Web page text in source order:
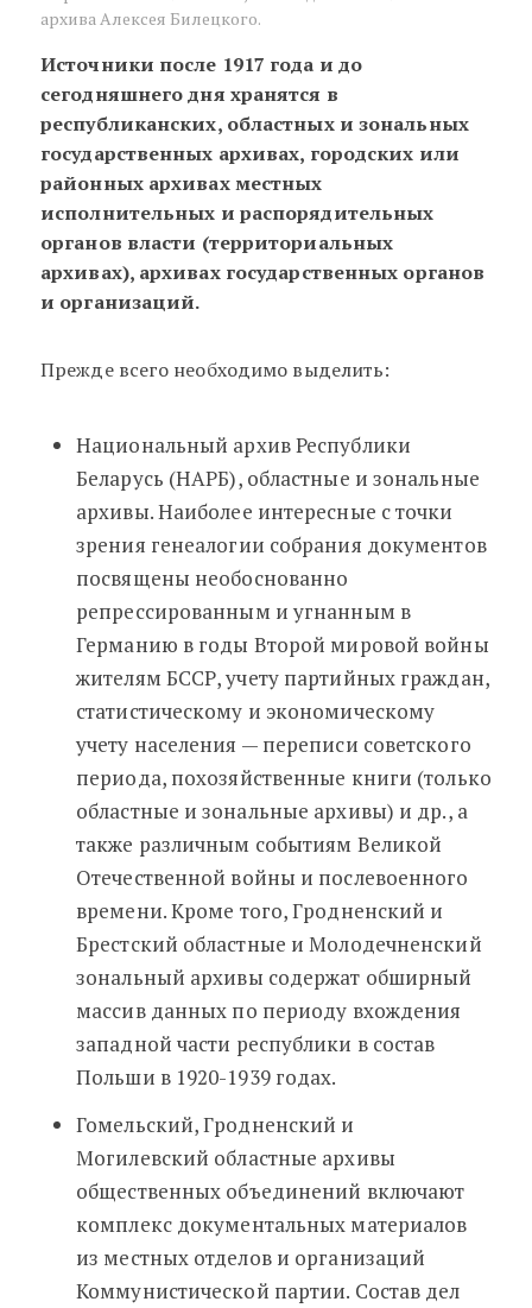
архива Алексея Билецкого.
Источники после 1917 года и до
сегодняшнего дня хранятся в
республиканских, областных и зональных
государственных архивах, городских или
районных архивах местных
исполнительных и распорядительных
органов власти (территориальных
архивах), архивах государственных органов
и организаций.
Прежде всего необходимо выделить:
Национальный архив Республики
Беларусь (НАРБ), областные и зональные
архивы. Наиболее интересные с точки
зрения генеалогии собрания документов
посвящены необоснованно
репрессированным и угнанным в
Германию в годы Второй мировой войны
жителям БССР, учету партийных граждан,
статистическому и экономическому
учету населения — переписи советского
периода, похозяйственные книги (только
областные и зональные архивы) и др., а
также различным событиям Великой
Отечественной войны и послевоенного
времени. Кроме того, Гродненский и
Брестский областные и Молодечненский
зональный архивы содержат обширный
массив данных по периоду вхождения
западной части республики в состав
Польши в 1920-1939 годах.
Гомельский, Гродненский и
Могилевский областные архивы
общественных объединений включают
комплекс документальных материалов
из местных отделов и организаций
Коммунистической партии. Состав дел